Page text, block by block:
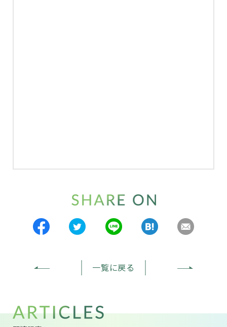
一覧に戻る